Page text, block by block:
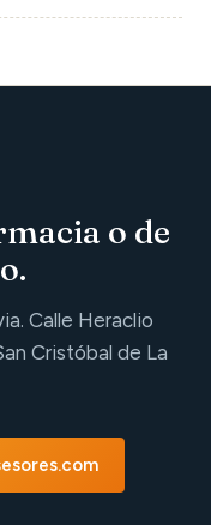
o de
Calle Heraclio
Cristóbal de La